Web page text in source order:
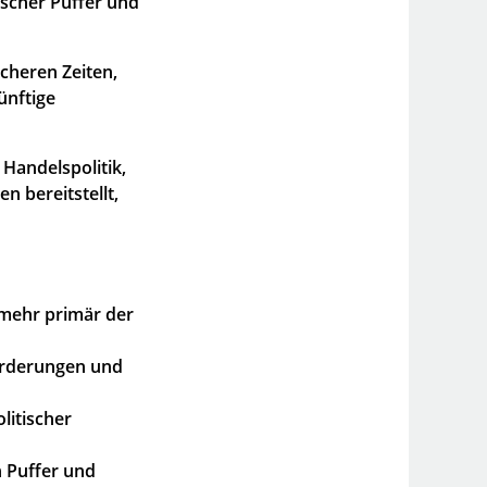
Zeiten,
bereitstellt,
primär der
und
Puffer und